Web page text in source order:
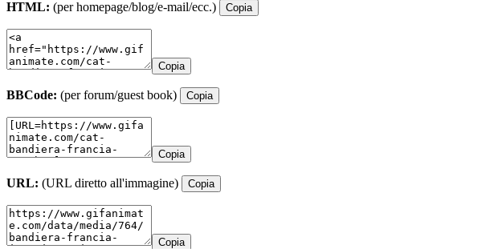
HTML: (per homepage/blog/e-mail/ecc.) Copia
Copia
BBCode: (per forum/guest book) Copia
Copia
URL: (URL diretto all'immagine) Copia
Copia